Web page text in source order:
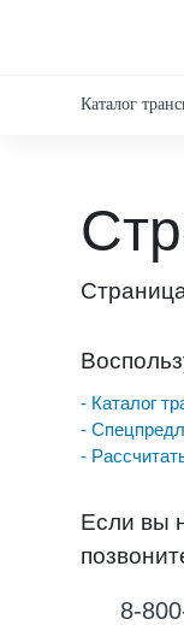
Каталог
- Каталог
-
-
Если вы
8-